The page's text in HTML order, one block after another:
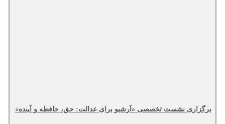
برگزاری نشست تخصصی «آرشیو برای عدالت: حق، حافظه و آینده»